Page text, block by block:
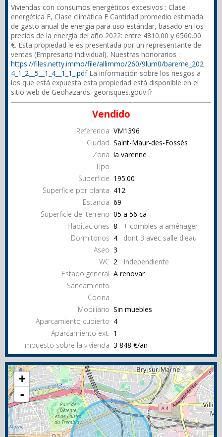
Viviendas con consumos energéticos excesivos : Clase
energética F, Clase climática F Cantidad promedio estimada
de gasto anual de energía para uso estándar, basado en los
precios de la energía del año 2022: entre 4810.00 y 6560.00
€. Esta propiedad le es presentada por un representante de
ventas (Empresario individual). Nuestras honorarios :
https://files.netty.immo/file/allimmo/260/9lum0/bareme_202
4_1_2__5__1_4__1_1_.pdfLa información sobre los riesgos a
los que está expuesta esta propiedad está disponible en el
sitio web de Geohazards: georisques.gouv.fr
Vendido
Referencia VM1396
Ciudad Saint-Maur-des-Fossés
Zona la varenne
Tipo
Superficie 195.00
Superficie por planta 412
Estancia 69
Superficie del terreno 05 a 56 ca
Habitaciones 8 + combles a aménager
Dormitorios 4 dont 3 avec salle d'eau
Aseo 3
WC 2
Independiente
Estado general A renovar
Saneamiento
Cocina
Mobiliario Sin muebles
Aparcamiento cubierto 4
Aparcamiento ext. 1
Impuesto sobre la vivienda 3 848 €/an
+
-